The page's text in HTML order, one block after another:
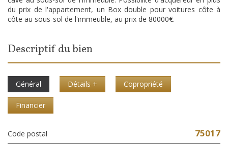
du prix de l'appartement, un Box double pour voitures côte à
côte au sous-sol de l'immeuble, au prix de 80000€.
descriptif du bien
Général Détails + Copropriété
Financier
Code postal 75017